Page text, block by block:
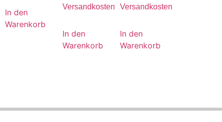
In den
Warenkorb
Versandkosten
In den
Warenkorb
Versandkosten
In den
Warenkorb